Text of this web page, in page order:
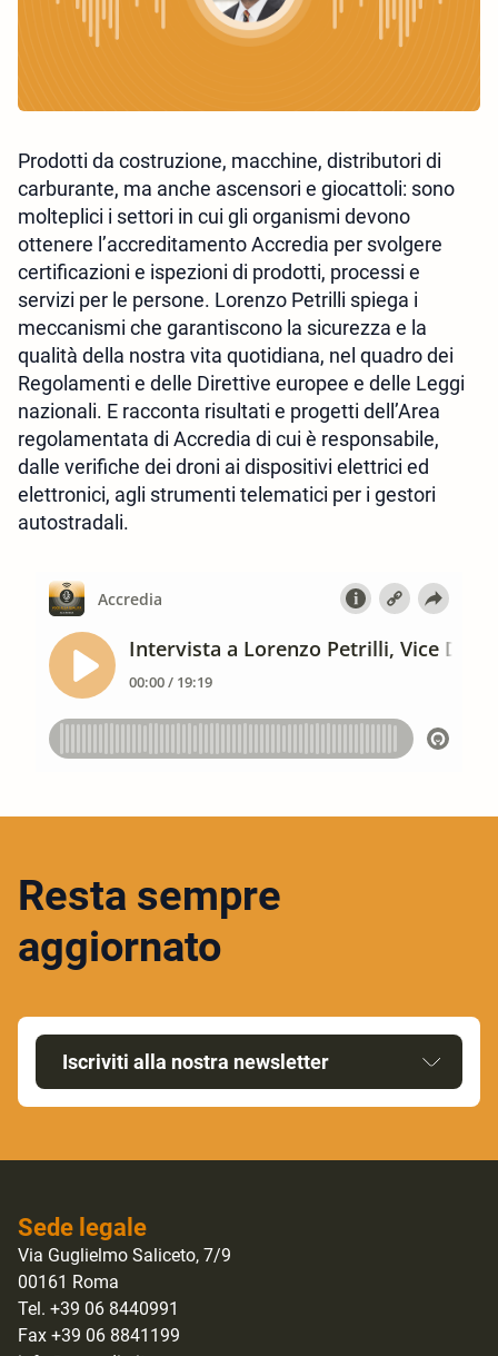
Prodotti da costruzione, macchine, distributori di
carburante, ma anche ascensori e giocattoli: sono
molteplici i settori in cui gli organismi devono
ottenere l’accreditamento Accredia per svolgere
certificazioni e ispezioni di prodotti, processi e
servizi per le persone. Lorenzo Petrilli spiega i
meccanismi che garantiscono la sicurezza e la
qualità della nostra vita quotidiana, nel quadro dei
Regolamenti e delle Direttive europee e delle Leggi
nazionali. E racconta risultati e progetti dell’Area
regolamentata di Accredia di cui è responsabile,
dalle verifiche dei droni ai dispositivi elettrici ed
elettronici, agli strumenti telematici per i gestori
autostradali.
Resta sempre
aggiornato
Iscriviti alla nostra newsletter
Sede legale
Via Guglielmo Saliceto, 7/9
00161 Roma
Tel. +39 06 8440991
Fax +39 06 8841199